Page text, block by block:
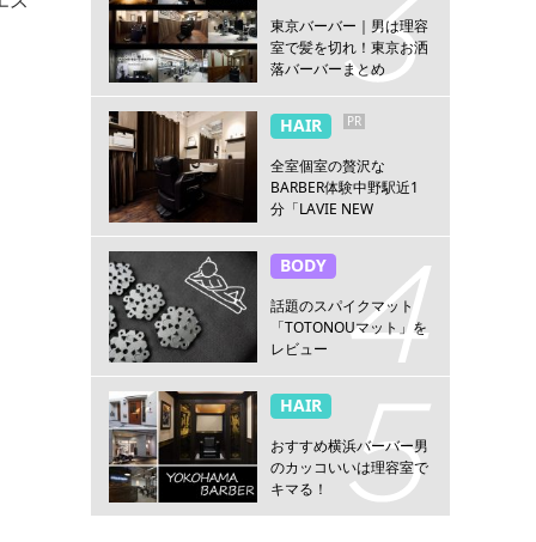
東京バーバー｜男は理容
室で髪を切れ！東京お洒
落バーバーまとめ
HAIR PR
全室個室の贅沢な
BARBER体験中野駅近1
分「LAVIE NEW
野」
BODY
話題のスパイクマット
「TOTONOUマット」を
レビュー
HAIR
おすすめ横浜バーバー男
のカッコいいは理容室で
キマる！